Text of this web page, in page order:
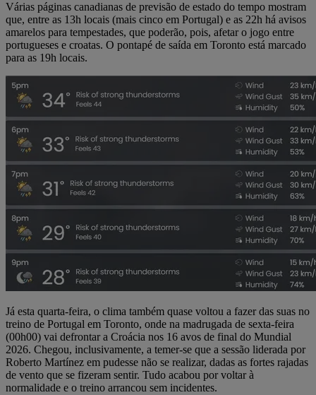
Várias páginas canadianas de previsão de estado do tempo mostram
que, entre as 13h locais (mais cinco em Portugal) e as 22h há avisos
amarelos para tempestades, que poderão, pois, afetar o jogo entre
portugueses e croatas. O pontapé de saída em Toronto está marcado
para as 19h locais.
Já esta quarta-feira, o clima também quase voltou a fazer das suas no
treino de Portugal em Toronto, onde na madrugada de sexta-feira
(00h00) vai defrontar a Croácia nos 16 avos de final do Mundial
2026. Chegou, inclusivamente, a temer-se que a sessão liderada por
Roberto Martínez em pudesse não se realizar, dadas as fortes rajadas
de vento que se fizeram sentir. Tudo acabou por voltar à
normalidade e o treino arrancou sem incidentes.